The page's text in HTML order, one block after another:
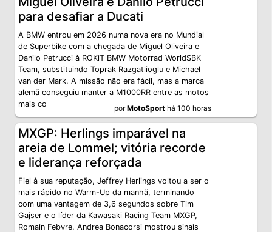
para desafiar a Ducati
A BMW entrou em 2026 numa nova era no Mundial
de Superbike com a chegada de Miguel Oliveira e
Danilo Petrucci à ROKiT BMW Motorrad WorldSBK
Team, substituindo Toprak Razgatlioglu e Michael
van der Mark. A missão não era fácil, mas a marca
alemã conseguiu manter a M1000RR entre as motos
mais co
porMotoSport há 100 horas
MXGP: Herlings imparável na
areia de Lommel; vitória recorde
e liderança reforçada
Fiel à sua reputação, Jeffrey Herlings voltou a ser o
mais rápido no Warm-Up da manhã, terminando
com uma vantagem de 3,6 segundos sobre Tim
Gajser e o líder da Kawasaki Racing Team MXGP,
Romain Febvre. Andrea Bonacorsi mostrou sinais